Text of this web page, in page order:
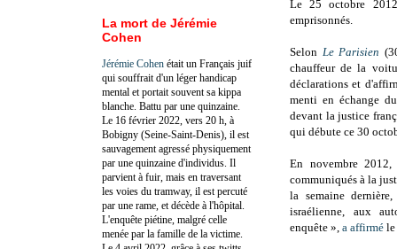
Le 25 octobre
emprisonnés.
Selon Le Parisien
chauffeur de la
déclarations et
menti en échange
devant la justice
qui débute ce 30
En novembre
communiqués à la
la semaine
israélienne, aux
enquête », a affirmé le
La mort de Jérémie
Cohen
Jérémie Cohen était un Français juif
qui souffrait d'un léger handicap
mental et portait souvent sa kippa
blanche. Battu par une quinzaine.
Le 16 février 2022, vers 20 h, à
Bobigny (Seine-Saint-Denis), il est
sauvagement agressé physiquement
par une quinzaine d'individus. Il
parvient à fuir, mais en traversant
les voies du tramway, il est percuté
par une rame, et décède à l'hôpital.
L'enquête piétine, malgré celle
menée par la famille de la victime.